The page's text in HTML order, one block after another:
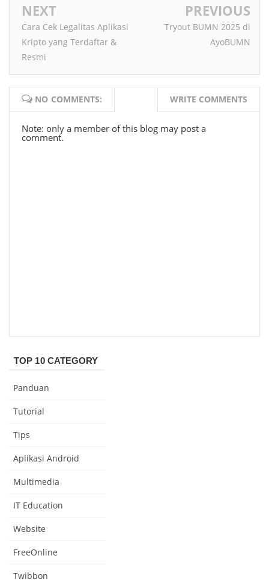
NEXT
Cara Cek Legalitas Aplikasi
Kripto yang Terdaftar &
Resmi
PREVIOUS
Tryout BUMN 2025 di
AyoBUMN
NO COMMENTS: WRITE COMMENTS
Note: only a member of this blog may post a
comment.
TOP 10 CATEGORY
Panduan
Tutorial
Tips
Aplikasi Android
Multimedia
IT Education
Website
FreeOnline
Twibbon